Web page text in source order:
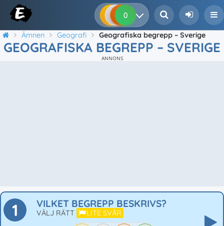
0 0 0
Ämnen Geografi Geografiska begrepp – Sverige
GEOGRAFISKA BEGREPP – SVERIGE
ANNONS
1 VILKET BEGREPP BESKRIVS?
VÄLJ RÄTT LITE SVÅR